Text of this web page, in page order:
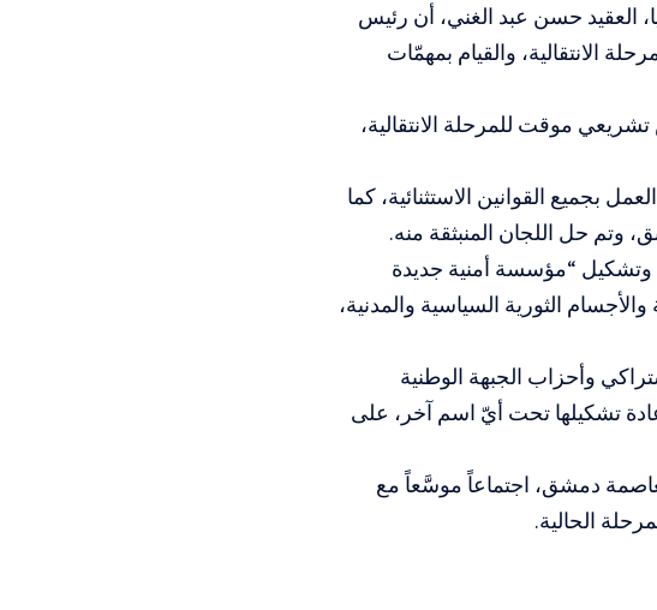
العقيد حسن عبد الغني، أن رئيس
الانتقالية، والقيام بمهمّات
موقت للمرحلة الانتقالية،
العمل بدستور عام 2012، وإيقاف العمل بجميع القوانين الاستثنائية، كما
حل اللجان المنبثقة منه.
وتشكيل “مؤسسة أمنية جديدة
الثورية السياسية والمدنية،
وأحزاب الجبهة الوطنية
تشكيلها تحت أيّ اسم آخر، على
دمشق، اجتماعاً موسَّعاً مع
الحالية.